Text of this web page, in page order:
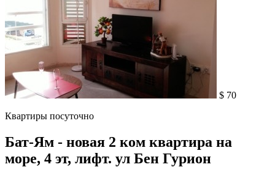
$ 70
Квартиры посуточно
Бат-Ям - новая 2 ком квартира на
море, 4 эт, лифт. ул Бен Гурион